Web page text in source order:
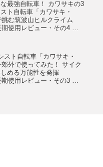
最強自転車！ カワサキの3
ト自転車「カワサキ・
む筑波山ヒルクライム
期使用レビュー・その4 登
スト自転車「カワサキ・
外で使ってみた！ サイク
める万能性を発揮
期使用レビュー・その3 郊